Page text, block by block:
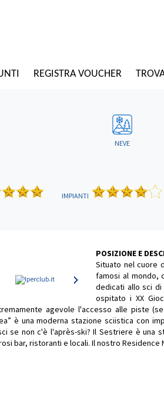
REGISTRA VOUCHER
NEVE
IMPIANTI
POSIZIONE E
Situato nel cuore
famosi al mondo,
dedicati allo sci di
ospitato i XX
agevole l'accesso alle piste
è una moderna stazione sciistica con
se non c'è l'après-ski? Il Sestriere è una
bar, ristoranti e locali. Il nostro Residence